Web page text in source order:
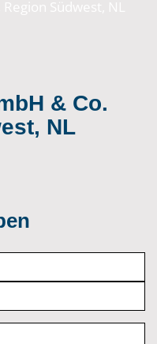
& Co.
NL